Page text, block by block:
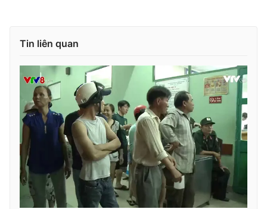
VTV Sức khoẻ Bất động sản
Thị trường 24h Tấm lòng Việt
VTV4 Vươn mình bằng AI
VTV9 VTV8
Liên hệ tòa soạn English
Tin liên quan